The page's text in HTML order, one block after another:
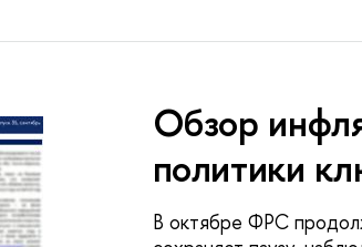
Обзор
политики
В октябре ФРС